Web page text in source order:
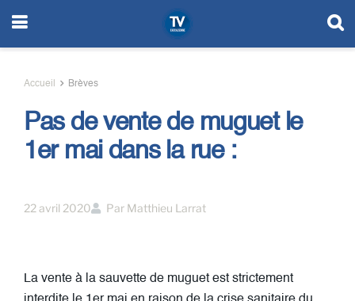
Accueil Brèves
Pas de vente de muguet le
1er mai dans la rue :
22 avril 2020 Par Matthieu Larrat
La vente à la sauvette de muguet est strictement